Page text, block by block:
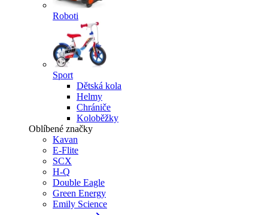
Roboti
Sport
Dětská kola
Helmy
Chrániče
Koloběžky
Oblíbené značky
Kavan
E-Flite
SCX
H-Q
Double Eagle
Green Energy
Emily Science